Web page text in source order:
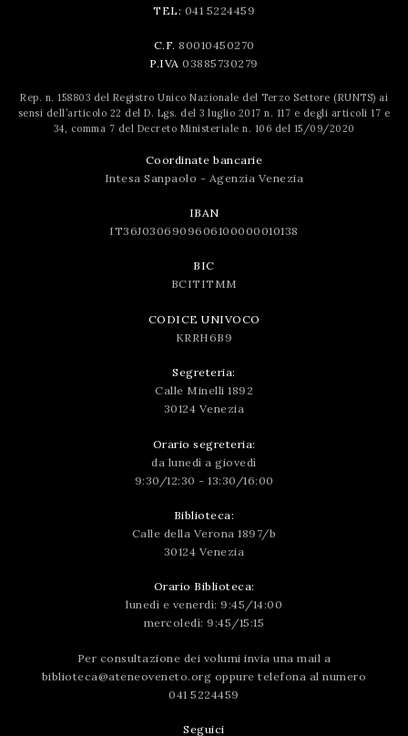
TEL: 041 5224459
C.F. 80010450270
P.IVA 03885730279
Rep. n. 158803 del Registro Unico Nazionale del Terzo Settore (RUNTS) ai
sensi dell’articolo 22 del D. Lgs. del 3 luglio 2017 n. 117 e degli articoli 17 e
34, comma 7 del Decreto Ministeriale n. 106 del 15/09/2020
Coordinate bancarie
Intesa Sanpaolo - Agenzia Venezia
IBAN
IT36J0306909606100000010138
BIC
BCITITMM
CODICE UNIVOCO
KRRH6B9
Segreteria:
Calle Minelli 1892
30124 Venezia
Orario segreteria:
da lunedì a giovedì
9:30/12:30 - 13:30/16:00
Biblioteca:
Calle della Verona 1897/b
30124 Venezia
Orario Biblioteca:
lunedì e venerdì: 9:45/14:00
mercoledì: 9:45/15:15
Per consultazione dei volumi invia una mail a
biblioteca@ateneoveneto.org oppure telefona al numero
041 5224459
Seguici